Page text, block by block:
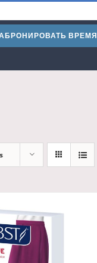
ВРЕМЯ